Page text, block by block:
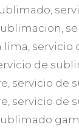
,
,
lima, servicio
de
, servicio de
, servicio de